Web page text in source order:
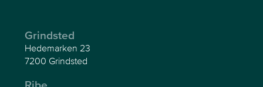
Grindsted
Hedemarken 23
7200 Grindsted